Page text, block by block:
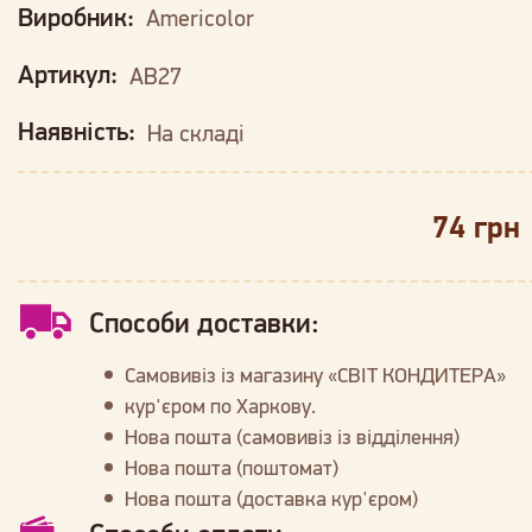
Виробник: Americolor
Артикул: AB27
Наявність: На складі
74 грн
Способи доставки:
Самовивіз із магазину «СВІТ КОНДИТЕРА»
кур'єром по Харкову.
Нова пошта (самовивіз із відділення)
Нова пошта (поштомат)
Нова пошта (доставка кур'єром)